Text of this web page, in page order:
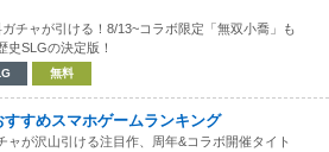
チャが引ける！8/13~コラボ限定「無双小喬」も
史SLGの決定版！
無料
すすめスマホゲームランキング
ャが沢山引ける注目作、周年&コラボ開催タイト